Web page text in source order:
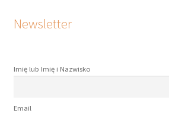
Newsletter
Imię lub Imię i Nazwisko
Email